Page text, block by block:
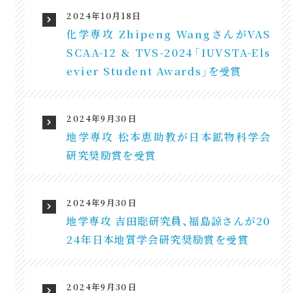
2024年10月18日
化学専攻 Zhipeng WangさんがVAS
SCAA-12 & TVS-2024「IUVSTA-Els
evier Student Awards」を受賞
2024年9月30日
地学専攻 松本恵助教が日本鉱物科学会
研究奨励賞を受賞
2024年9月30日
地学専攻 吉田聡研究員、福島諒さんが20
24年日本地質学会研究奨励賞を受賞
2024年9月30日